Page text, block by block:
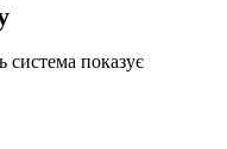
система показує